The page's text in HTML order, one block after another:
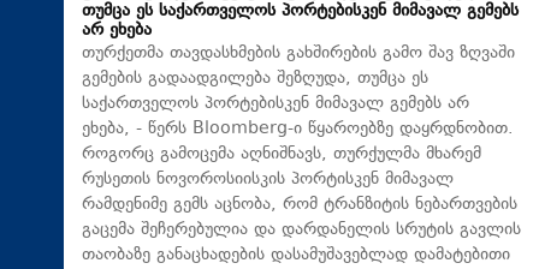
თუმცა ეს საქართველოს პორტებისკენ მიმავალ გემებს
არ ეხება
თურქეთმა თავდასხმების გახშირების გამო შავ ზღვაში
გემების გადაადგილება შეზღუდა, თუმცა ეს
საქართველოს პორტებისკენ მიმავალ გემებს არ
ეხება, - წერს Bloomberg-ი წყაროებზე დაყრდნობით.
როგორც გამოცემა აღნიშნავს, თურქულმა მხარემ
რუსეთის ნოვოროსიისკის პორტისკენ მიმავალ
რამდენიმე გემს აცნობა, რომ ტრანზიტის ნებართვების
გაცემა შეჩერებულია და დარდანელის სრუტის გავლის
თაობაზე განაცხადების დასამუშავებლად დამატებითი